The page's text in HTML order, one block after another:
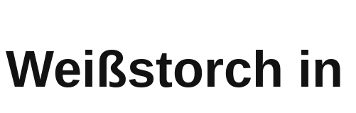
Weißstorch in